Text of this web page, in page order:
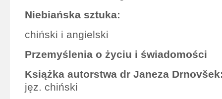
Niebiańska sztuka:
chiński i angielski
Przemyślenia o życiu i świadomości
Książka autorstwa dr Janeza
jęz. chiński